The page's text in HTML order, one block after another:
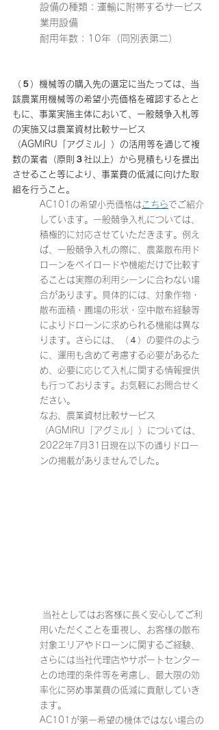
設備の種類：運輸に附帯するサービス
業用設備
耐用年数：10年（同別表第二）
（５）機械等の購入先の選定に当たっては、当
該農業用機械等の希望小売価格を確認するとと
もに、事業実施主体において、一般競争入札等
の実施又は農業資材比較サービス
（AGMIRU「アグミル」）の活用等を通じて複
数の業者（原則３社以上）から見積もりを提出
させること等により、事業費の低減に向けた取
組を行うこと。
AC101の希望小売価格は こちらでご紹介
しています。一般競争入札については、
積極的に対応させていただきます。例え
ば、一般競争入札の際に、農薬散布用ド
ローンをペイロードや機能だけで比較す
ることは実際の利用シーンに合わない場
合があります。具体的には、対象作物・
散布面積・圃場の形状・空中散布経験等
によりドローンに求められる機能は異な
ります。さらには、（４）の要件のよう
に、運用も含めて考慮する必要があるた
め、必要に応じて入札に関する情報提供
も行っております。お気軽にお問合せく
ださい。
なお、農業資材比較サービス
（AGMIRU「アグミル」）については、
2022年7月31日現在以下の通りドロー
ンの掲載がありませんでした。
用いただくことを重視し、お客様の散布
対象エリアやドローンに関するご経験、
さらには当社代理店やサポートセンター
との地理的条件等を考慮し、最大限の効
率化に努め事業費の低減に貢献していき
ます。
AC101が第一希望の機体ではない場合の